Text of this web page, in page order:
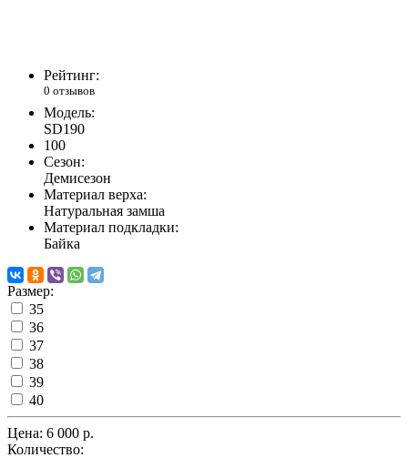
Рейтинг:
0 отзывов
Модель:
SD190
100
Сезон:
Демисезон
Материал верха:
Натуральная замша
Материал подкладки:
Байка
Размер:
35
36
37
38
39
40
Цена: 6 000 р.
Количество: